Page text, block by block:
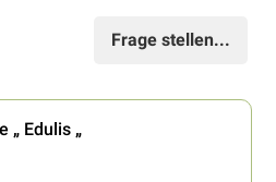
Frage stellen...
„ Edulis „